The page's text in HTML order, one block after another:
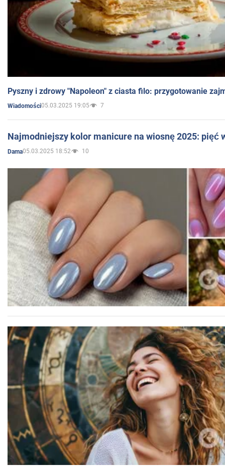
Pyszny i zdrowy "Napoleon" z ciasta filo: przygotowanie
Wiadomości05.03.2025 19:05 7
Najmodniejszy kolor manicure na wiosnę 2025: pięć
Dama05.03.2025 18:52 10